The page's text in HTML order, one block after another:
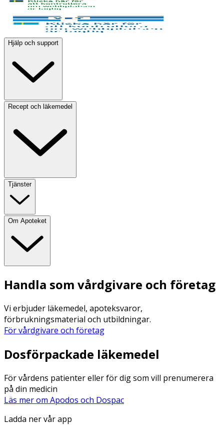
Hjälp och support
Recept och läkemedel
Tjänster
Om Apoteket
Handla som vårdgivare och företag
Vi erbjuder läkemedel, apoteksvaror,
förbrukningsmaterial och utbildningar.
För vårdgivare och företag
Dosförpackade läkemedel
För vårdens patienter eller för dig som vill prenumerera
på din medicin
Läs mer om Apodos och Dospac
Ladda ner vår app